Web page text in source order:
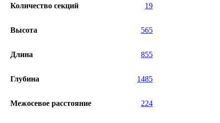
Количество секций 19
Высота 565
Длина 855
Глубина 1485
Межосевое расстояние 224